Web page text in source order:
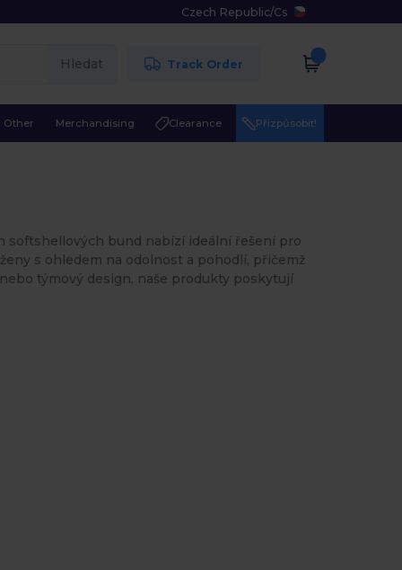
Czech Republic/Cs
Hledat Track Order
Other Merchandising Clearance Přizpůsobit!
softshellových bund nabízí ideální řešení pro
s ohledem na odolnost a pohodlí, přičemž
týmový design, naše produkty poskytují